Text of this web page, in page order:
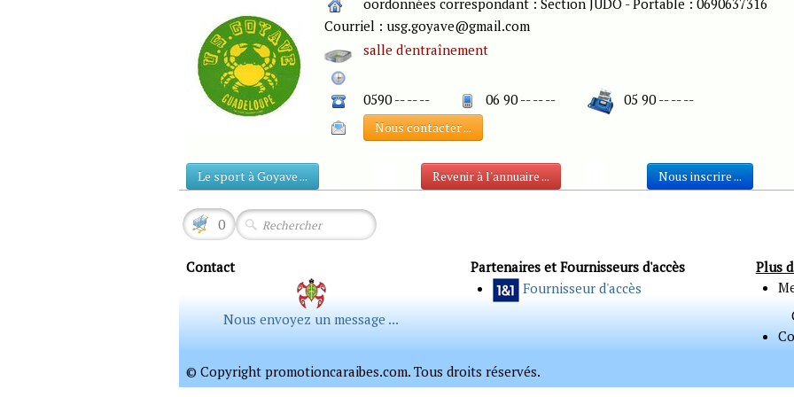
oordonnées correspondant : Section JUDO - Portable : 0690637316
Courriel : usg.goyave@gmail.com
salle d'entraînement
0590 -- -- -- 06 90 -- -- -- 05 90 -- -- --
Nous contacter ...
Le sport à Goyave ... Revenir à l'annuaire ... Nous inscrire ...
0
Contact
Nous envoyez un message ...
Partenaires et Fournisseurs d'accès
Fournisseur d'accès
Plus
© Copyright promotioncaraibes.com. Tous droits réservés.